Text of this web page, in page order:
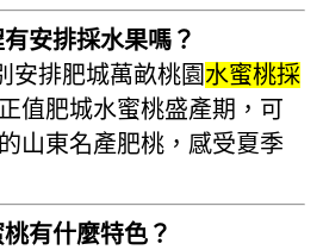
安排採水果嗎？
安排肥城萬畝桃園 水蜜桃採
值肥城水蜜桃盛產期，可
山東名產肥桃，感受夏季
有什麼特色？